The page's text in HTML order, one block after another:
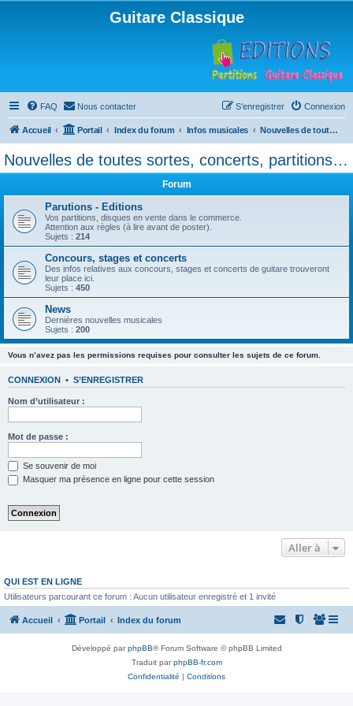
Guitare Classique
FAQ Nous contacter Connexion
S’enregistrer
Accueil Portail Index du forum Infos musicales Nouvelles de toutes sortes, concerts, partitions…
Nouvelles de toutes sortes, concerts, partitions…
Forum
Parutions - Editions
Vos partitions, disques en vente dans le commerce.
Attention aux règles (à lire avant de poster).
Sujets : 214
Concours, stages et concerts
Des infos relatives aux concours, stages et concerts de guitare trouveront
leur place ici.
Sujets : 450
News
Dernières nouvelles musicales
Sujets : 200
Vous n’avez pas les permissions requises pour consulter les sujets de ce forum.
CONNEXION • S’ENREGISTRER
Nom d’utilisateur :
Mot de passe :
Se souvenir de moi
Masquer ma présence en ligne pour cette session
Aller à
QUI EST EN LIGNE
Utilisateurs parcourant ce forum : Aucun utilisateur enregistré et 1 invité
Accueil Portail Index du forum
Développé parphpBB® Forum Software © phpBB Limited
Traduit parphpBB-fr.com
Confidentialité | Conditions